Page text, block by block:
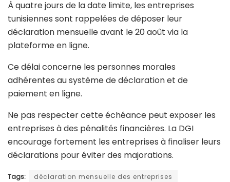
À quatre jours de la date limite, les entreprises
tunisiennes sont rappelées de déposer leur
déclaration mensuelle avant le 20 août via la
plateforme en ligne.
Ce délai concerne les personnes morales
adhérentes au système de déclaration et de
paiement en ligne.
Ne pas respecter cette échéance peut exposer les
entreprises à des pénalités financières. La DGI
encourage fortement les entreprises à finaliser leurs
déclarations pour éviter des majorations.
Tags:
déclaration mensuelle des entreprises